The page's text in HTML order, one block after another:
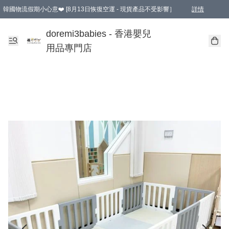
韓國物流假期小心意❤️ [8月13日恢復空運 - 現貨產品不受影響］ 詳情
新會員首張訂單滿$600即享9折優惠！(部份超優惠產品 & 品牌指定價除外)
doremi3babies - 香港嬰兒
用品專門店